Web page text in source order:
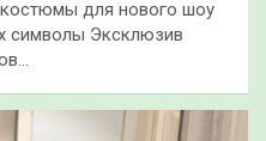
костюмы для нового шоу
символы Эксклюзив